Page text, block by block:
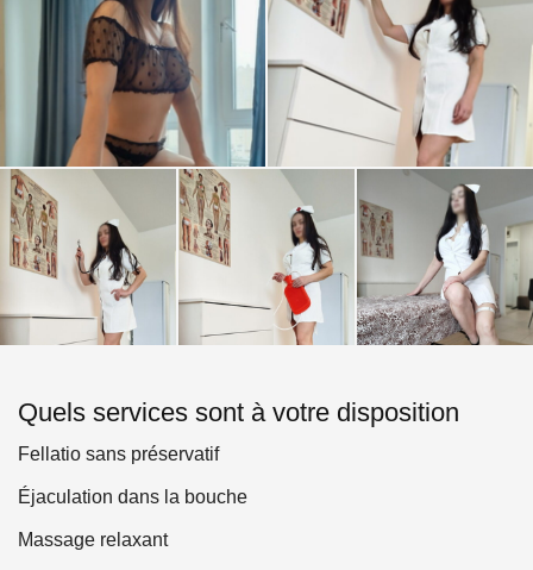
Tendreté et passion dans chaque geste. Mes mains
caressent votre corps, libérant les tensions et vous
procurant des sensations uniques.
Détente et sérénité profondes. Laissez-vous aller et
plongez dans un monde de plaisir.
Éveil de la sensualité et de l'énergie. Après la séance,
vous vous sentirez ressourcé et plein de vitalité.
Mes services :
Massage érotique classique
Massage relaxant avec touches érotiques
Quels services sont à votre disposition
Fellatio sans préservatif
Éjaculation dans la bouche
Massage relaxant